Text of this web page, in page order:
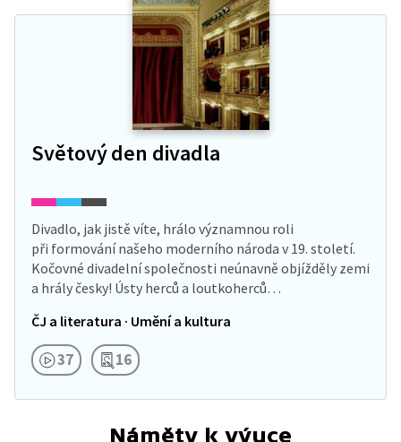
Světový den divadla
Divadlo, jak jistě víte, hrálo významnou roli
při formování našeho moderního národa v 19. století.
Kočovné divadelní společnosti neúnavně objížděly zemi
a hrály česky! Ústy herců a loutkoherců…
ČJ a literatura · Umění a kultura
37 16
Náměty k výuce